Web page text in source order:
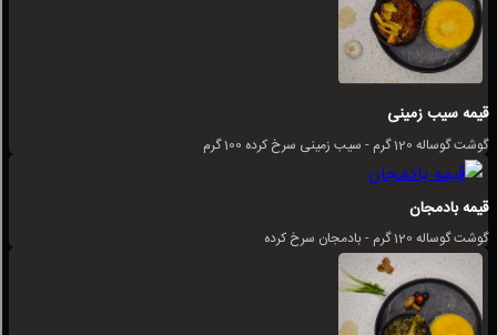
قیمه سیب زمینی
گوشت گوساله 120 گرم - سیب زمینی سرخ کرده 100 گرم
قیمه بادمجان
گوشت گوساله 120 گرم - بادمجان سرخ کرده